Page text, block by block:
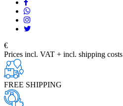
€
Prices incl. VAT + incl. shipping costs
FREE SHIPPING